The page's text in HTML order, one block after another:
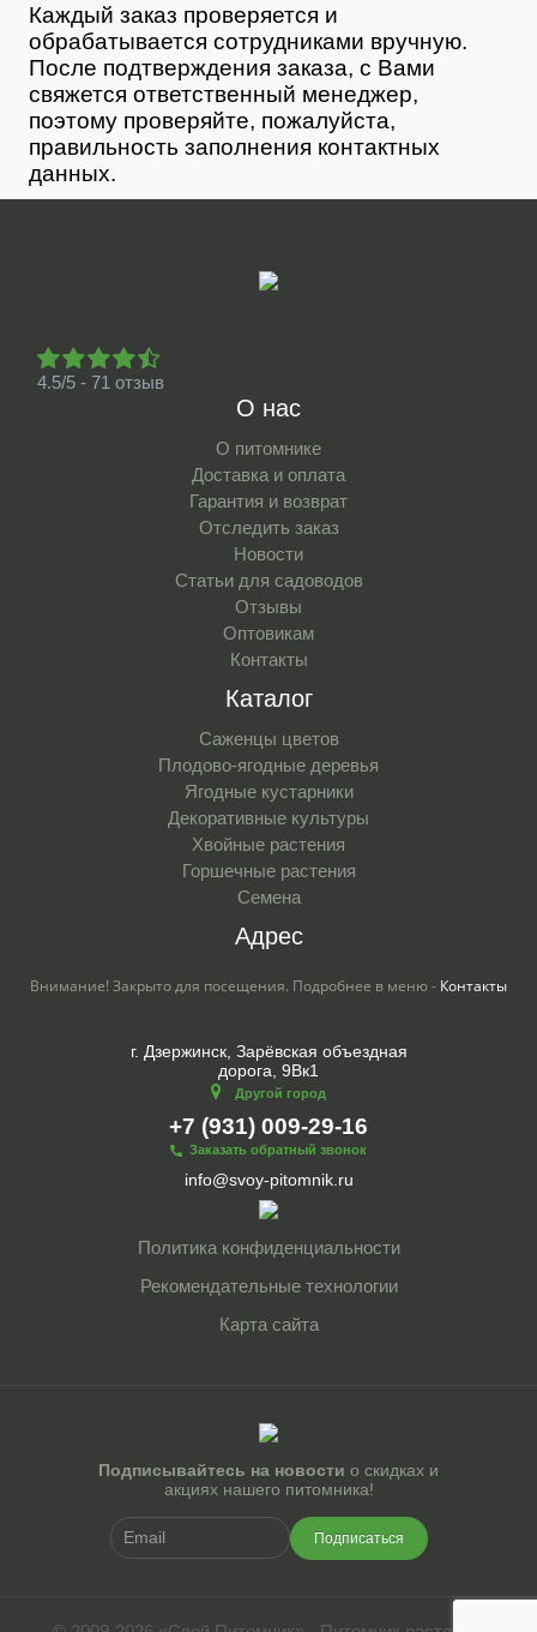
Каждый заказ проверяется и
обрабатывается сотрудниками вручную.
После подтверждения заказа, с Вами
свяжется ответственный менеджер,
поэтому проверяйте, пожалуйста,
правильность заполнения контактных
данных.
4.5/5 - 71 отзыв
О нас
О питомнике
Доставка и оплата
Гарантия и возврат
Отследить заказ
Новости
Статьи для садоводов
Отзывы
Оптовикам
Контакты
Каталог
Саженцы цветов
Плодово-ягодные деревья
Ягодные кустарники
Декоративные культуры
Хвойные растения
Горшечные растения
Семена
Адрес
Внимание! Закрыто для посещения. Подробнее в меню - Контакты
г. Дзержинск, Зарёвская объездная
дорога, 9Вк1
Другой город
+7 (931) 009-29-16
Заказать обратный звонок
info@svoy-pitomnik.ru
Политика конфиденциальности
Рекомендательные технологии
Карта сайта
Подписывайтесь на новости о скидках и
акциях нашего питомника!
Подписаться